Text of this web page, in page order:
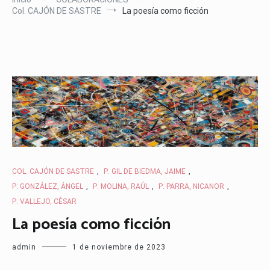
Col. CAJÓN DE SASTRE
La poesía como ficción
COL. CAJÓN DE SASTRE , P: GIL DE BIEDMA, JAIME ,
P: GONZÁLEZ, ÁNGEL , P: MOLINA, RAÚL , P: PARRA, NICANOR ,
P: VALLEJO, CÉSAR
La poesía como ficción
admin 1 de noviembre de 2023